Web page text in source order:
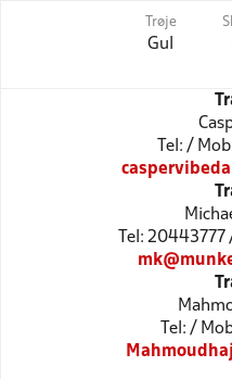
Trøje
Gul
Tel: /
Tel:
Tel: /